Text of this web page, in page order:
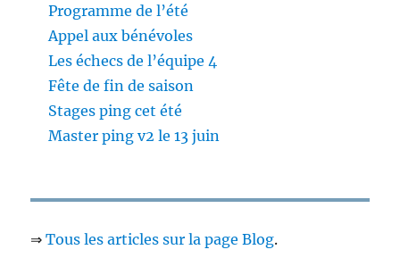
Programme de l’été
Appel aux bénévoles
Les échecs de l’équipe 4
Fête de fin de saison
Stages ping cet été
Master ping v2 le 13 juin
⇒Tous les articles sur la page Blog.